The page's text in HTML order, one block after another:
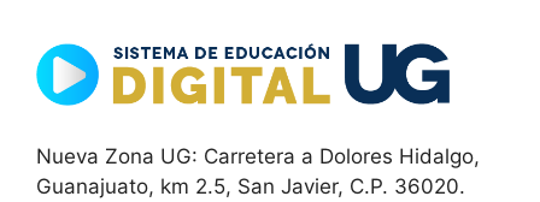
Nueva Zona UG: Carretera a Dolores Hidalgo,
Guanajuato, km 2.5, San Javier, C.P. 36020.